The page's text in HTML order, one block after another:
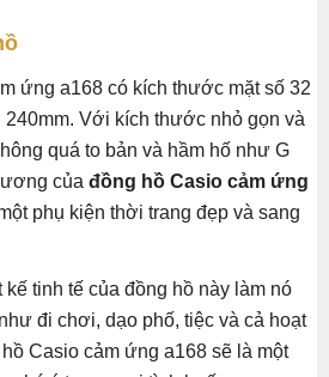
ứng a168 có kích thước mặt số 32
240mm. Với kích thước nhỏ gọn và
quá to bản và hầm hố như G
của đồng hồ Casio cảm ứng
phụ kiện thời trang đẹp và sang
tinh tế của đồng hồ này làm nó
đi chơi, dạo phố, tiệc và cả hoạt
Casio cảm ứng a168 sẽ là một